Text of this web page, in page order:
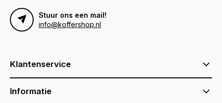
Stuur ons een mail!
info@koffershop.nl
Klantenservice
Informatie